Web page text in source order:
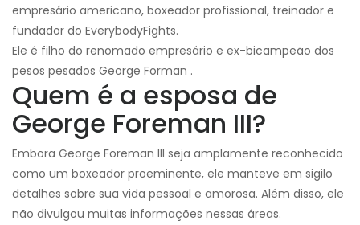
empresário americano, boxeador profissional, treinador e
fundador do EverybodyFights.
Ele é filho do renomado empresário e ex-bicampeão dos
pesos pesados George Forman .
Quem é a esposa de
George Foreman III?
Embora George Foreman III seja amplamente reconhecido
como um boxeador proeminente, ele manteve em sigilo
detalhes sobre sua vida pessoal e amorosa. Além disso, ele
não divulgou muitas informações nessas áreas.